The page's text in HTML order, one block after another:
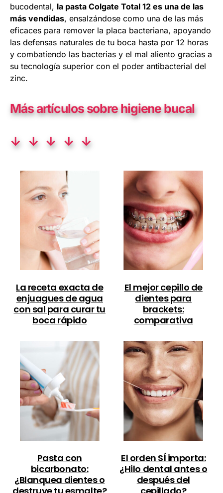
bucodental, la pasta Colgate Total 12 es una de las
más vendidas, ensalzándose como una de las más
eficaces para remover la placa bacteriana, apoyando
las defensas naturales de tu boca hasta por 12 horas
y combatiendo las bacterias y el mal aliento gracias a
su tecnología superior con el poder antibacterial del
zinc.
Más artículos sobre higiene bucal
↓ ↓ ↓ ↓ ↓
La receta exacta de
enjuagues de agua
con sal para curar tu
boca rápido
El mejor cepillo de
dientes para
brackets:
comparativa
Pasta con
bicarbonato:
¿Blanquea dientes o
El orden SÍ importa:
¿Hilo dental antes o
después del